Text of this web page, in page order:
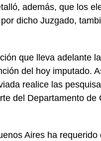
además, que los
dicho Juzgado,
que lleva adelante
del hoy imputado.
realice las
del Departamento de
Aires ha requerido